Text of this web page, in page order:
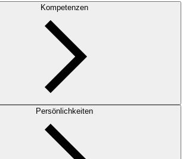
Kompetenzen
Persönlichkeiten